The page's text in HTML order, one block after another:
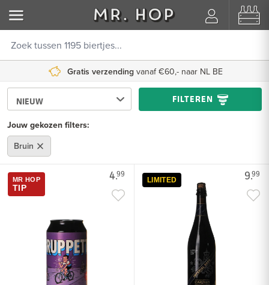
Gratis verzending vanaf €60,- naar NL BE
FILTEREN
Jouw gekozen filters:
Bruin
4.99
MR HOP
TIP
9.99
LIMITED